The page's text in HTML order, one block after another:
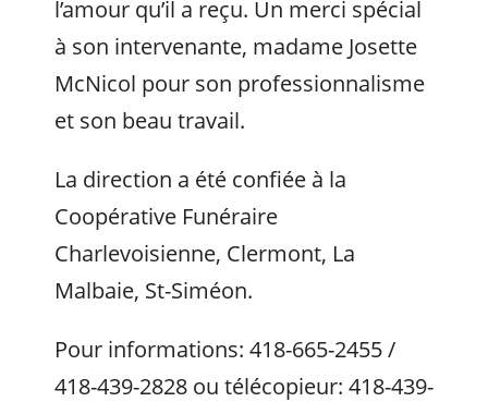
l’amour qu’il a reçu. Un merci spécial
à son intervenante, madame Josette
McNicol pour son professionnalisme
et son beau travail.
La direction a été confiée à la
Coopérative Funéraire
Charlevoisienne, Clermont, La
Malbaie, St-Siméon.
Pour informations: 418-665-2455 /
418-439-2828 ou télécopieur: 418-439-